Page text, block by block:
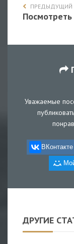
ПРЕДЫДУЩИЙ
Посмотреть
Уважаемые
ВКонтакте
ДРУГИЕ